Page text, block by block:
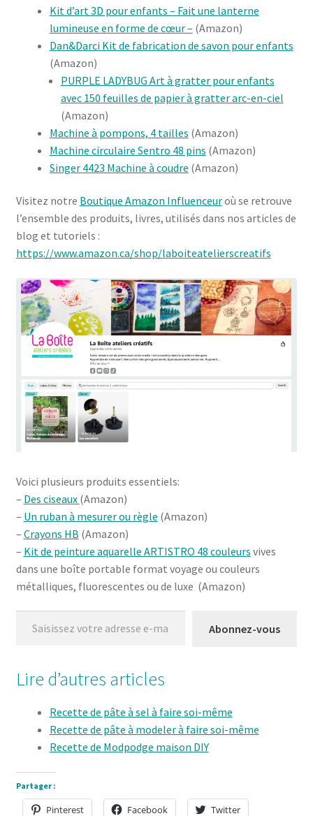
Kit d’art 3D pour enfants – Fait une lanterne
lumineuse en forme de cœur – (Amazon)
Dan&Darci Kit de fabrication de savon pour enfants
(Amazon)
PURPLE LADYBUG Art à gratter pour enfants
avec 150 feuilles de papier à gratter arc-en-ciel
(Amazon)
Machine à pompons, 4 tailles (Amazon)
Machine circulaire Sentro 48 pins (Amazon)
Singer 4423 Machine à coudre (Amazon)
Visitez notre Boutique Amazon Influenceuroù se retrouve
l’ensemble des produits, livres, utilisés dans nos articles de
blog et tutoriels :
https://www.amazon.ca/shop/laboiteatelierscreatifs
Voici plusieurs produits essentiels:
– Des ciseaux (Amazon)
– Un ruban à mesurer ou règle (Amazon)
– Crayons HB (Amazon)
– Kit de peinture aquarelle ARTISTRO 48 couleurs vives
dans une boîte portable format voyage ou couleurs
métalliques, fluorescentes ou de luxe (Amazon)
Saisissez votre adresse e-mail…
Abonnez-vous
Lire d’autres articles
Recette de pâte à sel à faire soi-même
Recette de pâte à modeler à faire soi-même
Recette de Modpodge maison DIY
Partager :
Pinterest Facebook Twitter